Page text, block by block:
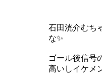
石田洸介むち
な✨
ゴール後信号
高いしイケメ